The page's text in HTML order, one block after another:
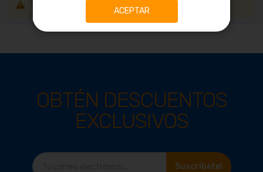
La búsqueda no ha devuelto ningún resultado.
OBTÉN DESCUENTOS
EXCLUSIVOS
Suscríbete!
ACEPTAR